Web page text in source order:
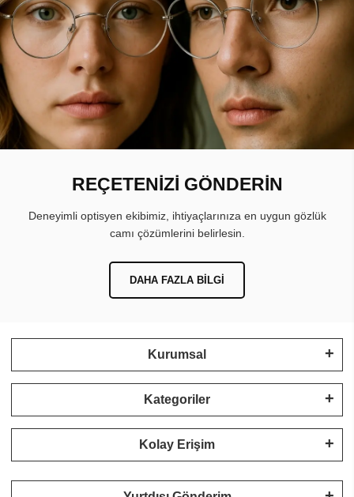
REÇETENİZİ GÖNDERİN
Deneyimli optisyen ekibimiz, ihtiyaçlarınıza en uygun gözlük
camı çözümlerini belirlesin.
DAHA FAZLA BILGI
Kurumsal
Kategoriler
Kolay Erişim